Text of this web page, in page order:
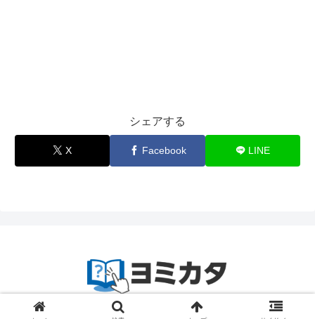
シェアする
X Facebook LINE
© 2023-2024 zetta segment Inc